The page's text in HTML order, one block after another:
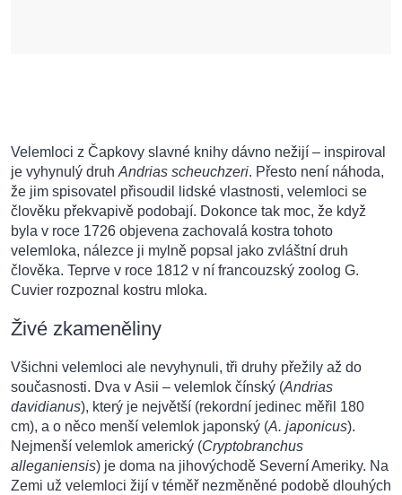
Velemloci z Čapkovy slavné knihy dávno nežijí – inspiroval
je vyhynulý druh Andrias scheuchzeri. Přesto není náhoda,
že jim spisovatel přisoudil lidské vlastnosti, velemloci se
člověku překvapivě podobají. Dokonce tak moc, že když
byla v roce 1726 objevena zachovalá kostra tohoto
velemloka, nálezce ji mylně popsal jako zvláštní druh
člověka. Teprve v roce 1812 v ní francouzský zoolog G.
Cuvier rozpoznal kostru mloka.
Živé zkameněliny
Všichni velemloci ale nevyhynuli, tři druhy přežily až do
současnosti. Dva v Asii – velemlok čínský (Andrias
davidianus), který je největší (rekordní jedinec měřil 180
cm), a o něco menší velemlok japonský (A. japonicus).
Nejmenší velemlok americký (Cryptobranchus
alleganiensis) je doma na jihovýchodě Severní Ameriky. Na
Zemi už velemloci žijí v téměř nezměněné podobě dlouhých